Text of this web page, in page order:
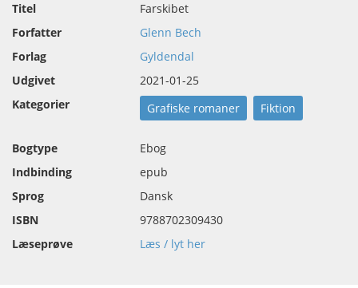
Titel
Farskibet
Forfatter
Glenn Bech
Forlag
Gyldendal
Udgivet
2021-01-25
Kategorier
Grafiske romaner Fiktion
Bogtype
Ebog
Indbinding
epub
Sprog
Dansk
ISBN
9788702309430
Læseprøve
Læs / lyt her